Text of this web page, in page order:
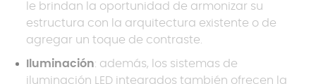
le brindan la oportunidad de armonizar su
estructura con la arquitectura existente o de
agregar un toque de contraste.
Iluminación: además, los sistemas de
iluminación LED integrados también ofrecen la